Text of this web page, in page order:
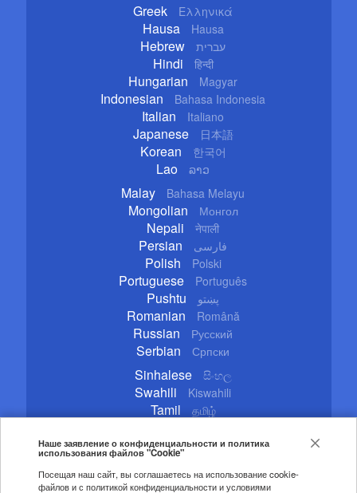
Greek Ελληνικά
Hausa Hausa
Hebrew עברית
Hindi हिन्दी
Hungarian Magyar
Indonesian Bahasa Indonesia
Italian Italiano
Japanese 日本語
Korean 한국어
Lao ລາວ
Malay Bahasa Melayu
Mongolian Монгол
Nepali नेपाली
Persian فارسی
Polish Polski
Portuguese Português
Pushtu پښتو
Romanian Română
Russian Русский
Serbian Српски
Sinhalese සිංහල
Swahili Kiswahili
Tamil தமிழ்
Turkish Türkçe
Ukrainian
Urdu اردو
Наше заявление о конфиденциальности и политика
использования файлов "Cookie"
Посещая наш сайт, вы соглашаетесь на использование cookie-
файлов и с политикой конфиденциальности и условиями